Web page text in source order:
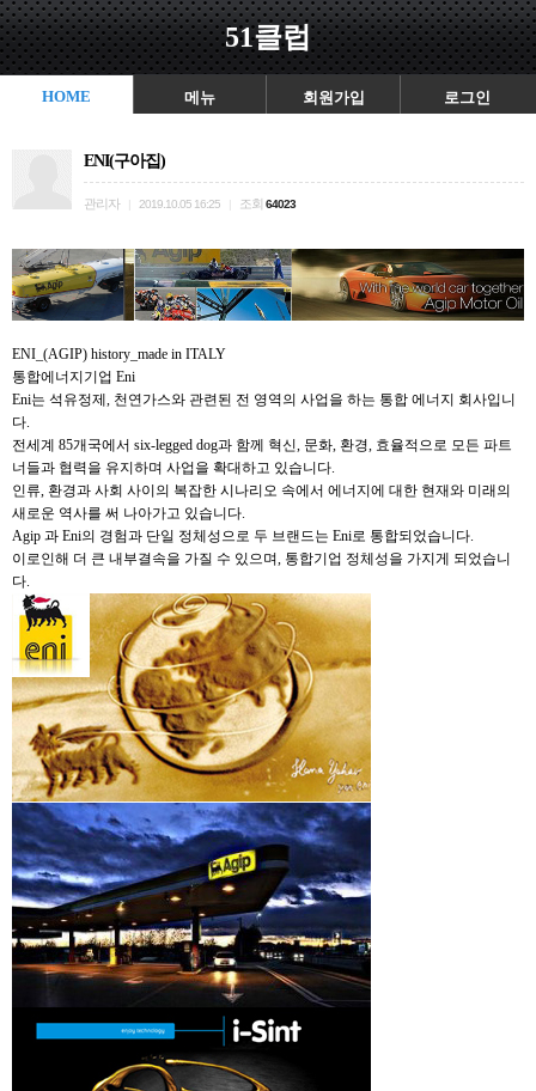
51클럽
HOME 메뉴 회원가입 로그인
ENI(구아집)
관리자 2019.10.05 16:25 조회 64023
ENI_(AGIP) history_made in ITALY
통합에너지기업 Eni
Eni는 석유정제, 천연가스와 관련된 전 영역의 사업을 하는 통합 에너지 회사입니
다.
전세계 85개국에서 six-legged dog과 함께 혁신, 문화, 환경, 효율적으로 모든 파트
너들과 협력을 유지하며 사업을 확대하고 있습니다.
인류, 환경과 사회 사이의 복잡한 시나리오 속에서 에너지에 대한 현재와 미래의
새로운 역사를 써 나아가고 있습니다.
Agip 과 Eni의 경험과 단일 정체성으로 두 브랜드는 Eni로 통합되었습니다.
이로인해 더 큰 내부결속을 가질 수 있으며, 통합기업 정체성을 가지게 되었습니
다.